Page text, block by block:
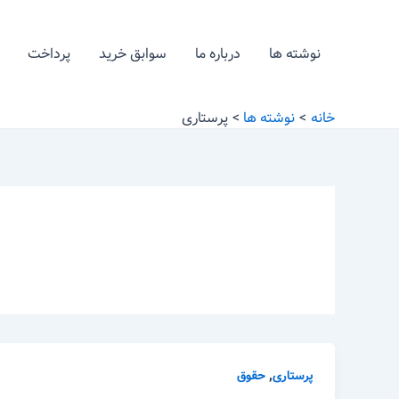
نوشته ها درباره ما سوابق خرید پرداخت
خانه نوشته ها پرستاری
پرستاری,حقوق